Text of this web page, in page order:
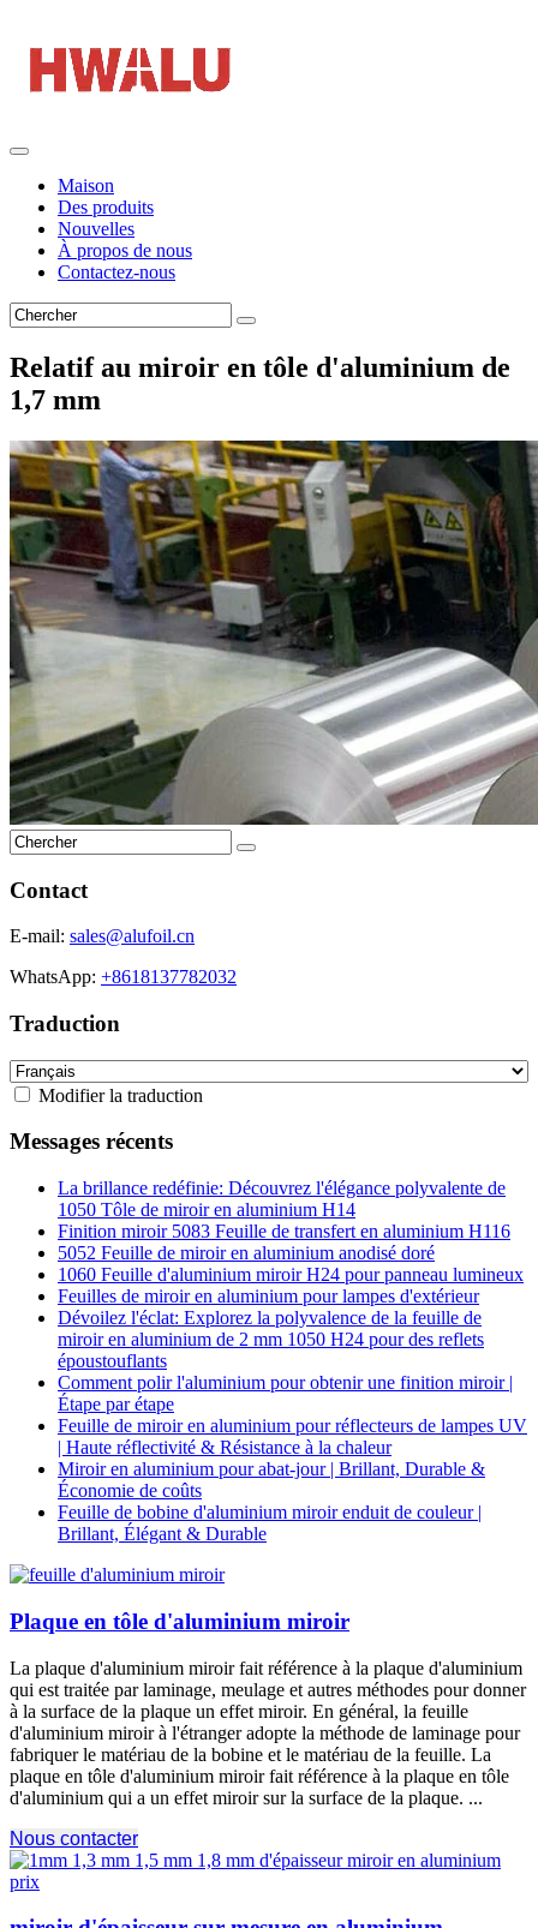
Maison
Des produits
Nouvelles
À propos de nous
Contactez-nous
Relatif au miroir en tôle d'aluminium de
1,7 mm
Contact
E-mail: sales@alufoil.cn
WhatsApp: +8618137782032
Traduction
Modifier la traduction
Messages récents
La brillance redéfinie: Découvrez l'élégance polyvalente de
1050 Tôle de miroir en aluminium H14
Finition miroir 5083 Feuille de transfert en aluminium H116
5052 Feuille de miroir en aluminium anodisé doré
1060 Feuille d'aluminium miroir H24 pour panneau lumineux
Feuilles de miroir en aluminium pour lampes d'extérieur
Dévoilez l'éclat: Explorez la polyvalence de la feuille de
miroir en aluminium de 2 mm 1050 H24 pour des reflets
époustouflants
Comment polir l'aluminium pour obtenir une finition miroir |
Étape par étape
Feuille de miroir en aluminium pour réflecteurs de lampes UV
| Haute réflectivité & Résistance à la chaleur
Miroir en aluminium pour abat-jour | Brillant, Durable &
Économie de coûts
Feuille de bobine d'aluminium miroir enduit de couleur |
Brillant, Élégant & Durable
Plaque en tôle d'aluminium miroir
La plaque d'aluminium miroir fait référence à la plaque d'aluminium
qui est traitée par laminage, meulage et autres méthodes pour donner
à la surface de la plaque un effet miroir. En général, la feuille
d'aluminium miroir à l'étranger adopte la méthode de laminage pour
fabriquer le matériau de la bobine et le matériau de la feuille. La
plaque en tôle d'aluminium miroir fait référence à la plaque en tôle
d'aluminium qui a un effet miroir sur la surface de la plaque. ...
Nous contacter